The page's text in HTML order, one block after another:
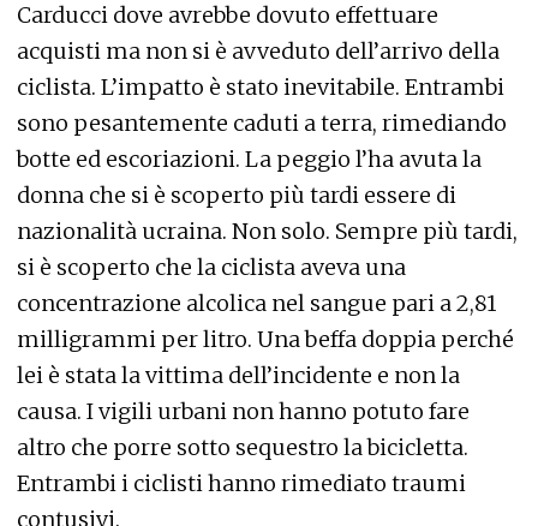
Carducci dove avrebbe dovuto effettuare
acquisti ma non si è avveduto dell’arrivo della
ciclista. L’impatto è stato inevitabile. Entrambi
sono pesantemente caduti a terra, rimediando
botte ed escoriazioni. La peggio l’ha avuta la
donna che si è scoperto più tardi essere di
nazionalità ucraina. Non solo. Sempre più tardi,
si è scoperto che la ciclista aveva una
concentrazione alcolica nel sangue pari a 2,81
milligrammi per litro. Una beffa doppia perché
lei è stata la vittima dell’incidente e non la
causa. I vigili urbani non hanno potuto fare
altro che porre sotto sequestro la bicicletta.
Entrambi i ciclisti hanno rimediato traumi
contusivi.